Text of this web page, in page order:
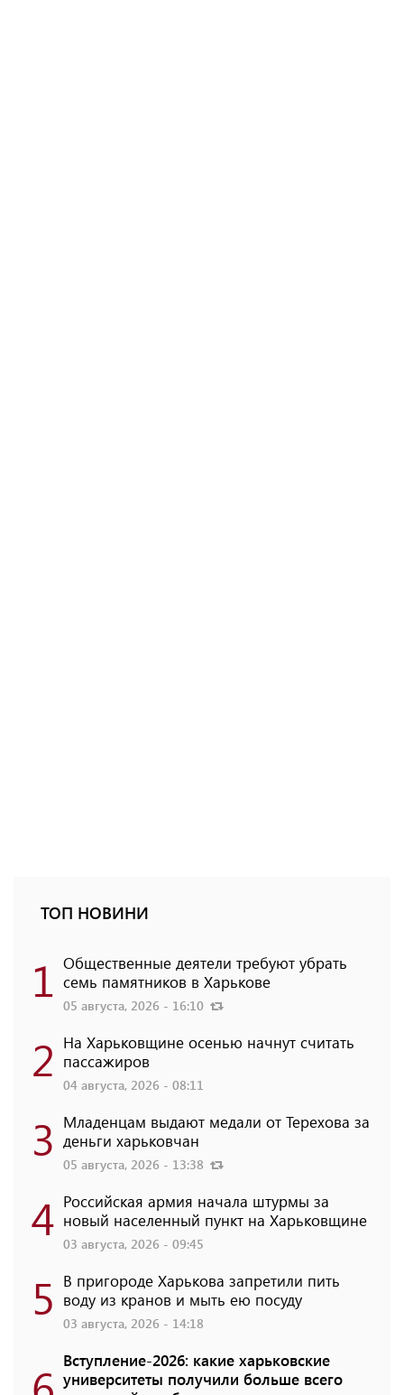
ТОП НОВИНИ
1 Общественные деятели требуют убрать
семь памятников в Харькове
05 августа, 2026 - 16:10
2 На Харьковщине осенью начнут считать
пассажиров
04 августа, 2026 - 08:11
3 Младенцам выдают медали от Терехова за
деньги харьковчан
05 августа, 2026 - 13:38
4 Российская армия начала штурмы за
новый населенный пункт на Харьковщине
03 августа, 2026 - 09:45
5 В пригороде Харькова запретили пить
воду из кранов и мыть ею посуду
03 августа, 2026 - 14:18
Вступление-2026: какие харьковские
университеты получили больше всего